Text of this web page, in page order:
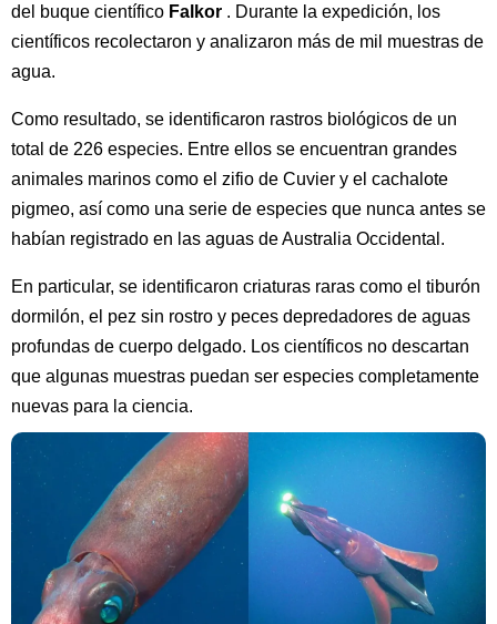
del buque científico Falkor . Durante la expedición, los
científicos recolectaron y analizaron más de mil muestras de
agua.
Como resultado, se identificaron rastros biológicos de un
total de 226 especies. Entre ellos se encuentran grandes
animales marinos como el zifio de Cuvier y el cachalote
pigmeo, así como una serie de especies que nunca antes se
habían registrado en las aguas de Australia Occidental.
En particular, se identificaron criaturas raras como el tiburón
dormilón, el pez sin rostro y peces depredadores de aguas
profundas de cuerpo delgado. Los científicos no descartan
que algunas muestras puedan ser especies completamente
nuevas para la ciencia.